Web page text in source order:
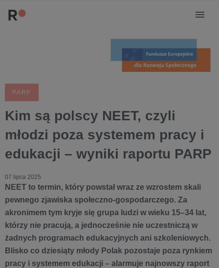
PARP
Kim są polscy NEET, czyli
młodzi poza systemem pracy i
edukacji – wyniki raportu PARP
07 lipca 2025
NEET to termin, który powstał wraz ze wzrostem skali
pewnego zjawiska społeczno-gospodarczego. Za
akronimem tym kryje się grupa ludzi w wieku 15–34 lat,
którzy nie pracują, a jednocześnie nie uczestniczą w
żadnych programach edukacyjnych ani szkoleniowych.
Blisko co dziesiąty młody Polak pozostaje poza rynkiem
pracy i systemem edukacji – alarmuje najnowszy raport